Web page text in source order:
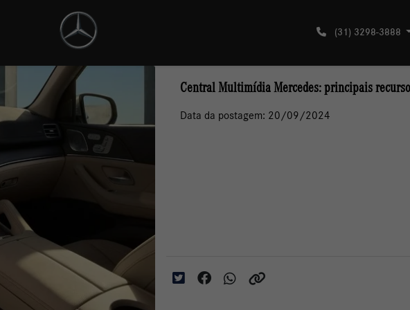
(31) 3298-3888
Central Multimídia Mercedes: principais
Data da postagem: 20/09/2024